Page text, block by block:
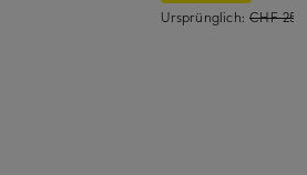
Ursprünglich:CHF 25